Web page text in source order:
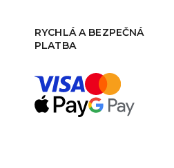
RYCHLÁ A BEZPEČNÁ
PLATBA